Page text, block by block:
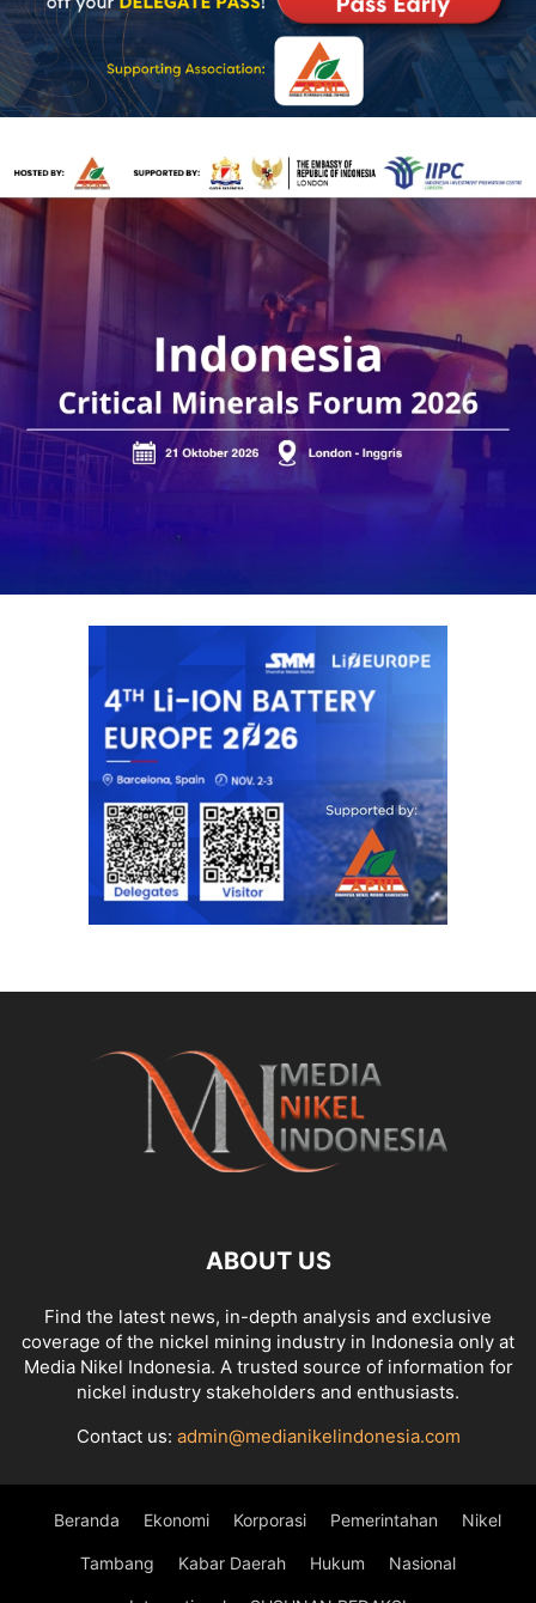
ABOUT US
Find the latest news, in-depth analysis and exclusive
coverage of the nickel mining industry in Indonesia only at
Media Nikel Indonesia. A trusted source of information for
nickel industry stakeholders and enthusiasts.
Contact us: admin@medianikelindonesia.com
Beranda Ekonomi Korporasi Pemerintahan Nikel
Tambang Kabar Daerah Hukum Nasional